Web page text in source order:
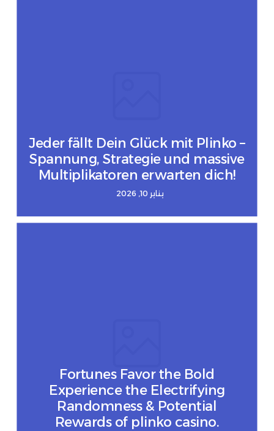
Jeder fällt Dein Glück mit Plinko –
Spannung, Strategie und massive
Multiplikatoren erwarten dich!
يناير 10, 2026
Fortunes Favor the Bold
Experience the Electrifying
Randomness & Potential
Rewards of plinko casino.